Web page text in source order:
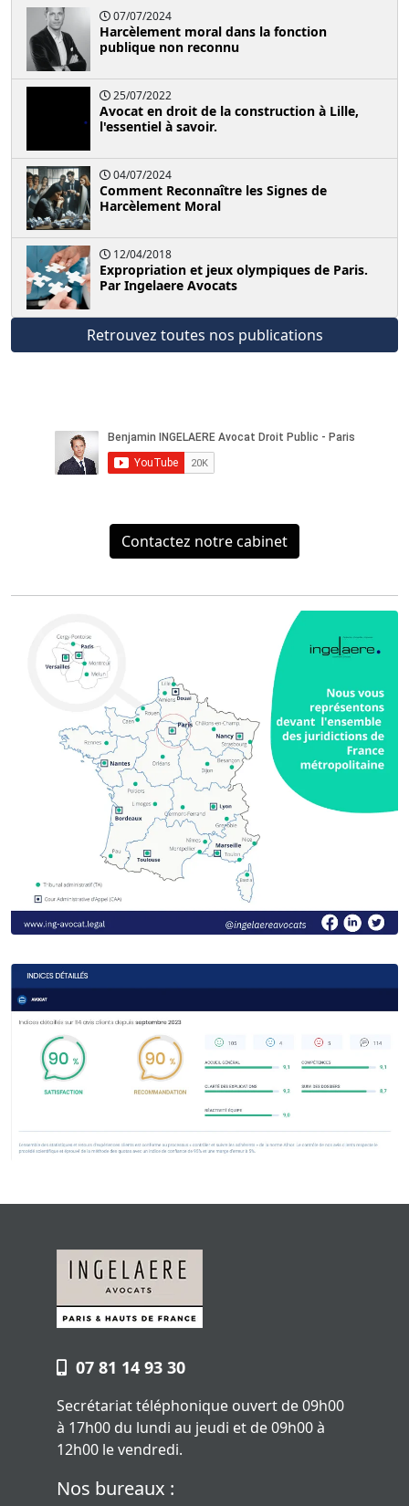
07/07/2024
Harcèlement moral dans la fonction
publique non reconnu
25/07/2022
Avocat en droit de la construction à Lille,
l'essentiel à savoir.
04/07/2024
Comment Reconnaître les Signes de
Harcèlement Moral
12/04/2018
Expropriation et jeux olympiques de Paris.
Par Ingelaere Avocats
Retrouvez toutes nos publications
Contactez notre cabinet
07 81 14 93 30
Secrétariat téléphonique ouvert de 09h00
à 17h00 du lundi au jeudi et de 09h00 à
12h00 le vendredi.
Nos bureaux :